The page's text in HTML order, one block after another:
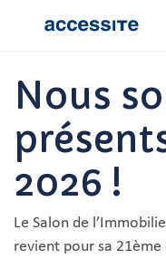
Nous
2026 !
Le Salon de
revient pour sa